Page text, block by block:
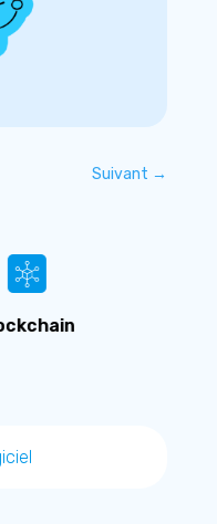
Suivant →
Cybersécurité